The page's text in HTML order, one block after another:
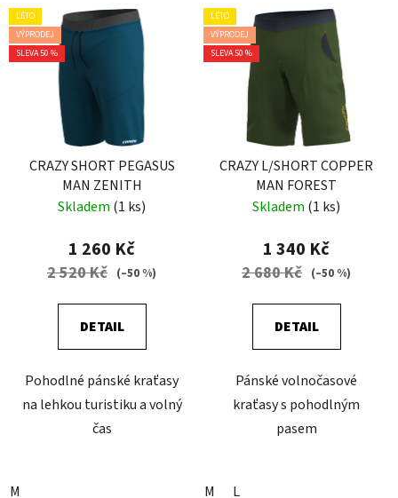
LÉTO
VÝPRODEJ
SLEVA 50 %
CRAZY SHORT PEGASUS
MAN ZENITH
Skladem (1 ks)
1 260 Kč
2 520 Kč (–50 %)
DETAIL
Pohodlné pánské kraťasy
na lehkou turistiku a volný
čas
M
LÉTO
VÝPRODEJ
SLEVA 50 %
CRAZY L/SHORT COPPER
MAN FOREST
Skladem (1 ks)
1 340 Kč
2 680 Kč (–50 %)
DETAIL
Pánské volnočasové
kraťasy s pohodlným
pasem
M L